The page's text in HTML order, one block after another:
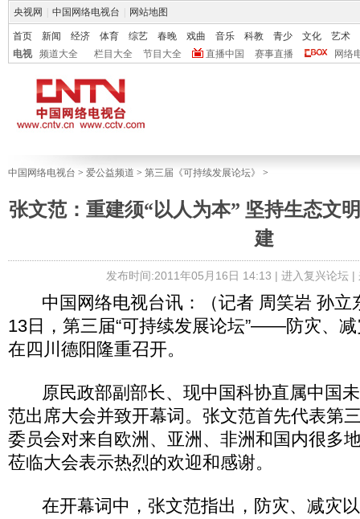
央视网 中国网络电视台 网站地图
首页 新闻 经济 体育 综艺 春晚 戏曲 音乐 科教 青少 文化
艺术
电视
频道大全 栏目大全 节目大全 直播中国 赛事直播 网络
中国网络电视台 > 爱公益频道 > 第三届《可持续发展论坛》 >
张文范：重建须“以人为本” 坚持生态文
建
发布时间:2011年05月16日 14:13 | 进入复兴论坛|
中国网络电视台讯：（记者 周笑岩 孙立
13日，第三届“可持续发展论坛”——防灾、
在四川德阳隆重召开。
原民政部副部长、现中国科协直属中国未
范出席大会并致开幕词。张文范首先代表第
委员会对来自欧洲、亚洲、非洲和国内很多
莅临大会表示热烈的欢迎和感谢。
在开幕词中，张文范指出，防灾、减灾以